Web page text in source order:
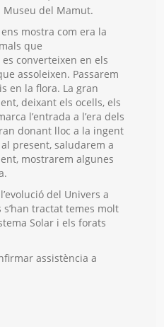
Museu del Mamut.
mostra com era la
que
converteixen en els
assoleixen. Passarem
en la flora. La gran
deixant els ocells, els
l’entrada a l’era dels
donant lloc a la ingent
present, saludarem a
mostrarem algunes
del Univers a
tractat temes molt
Solar i els forats
assistència a